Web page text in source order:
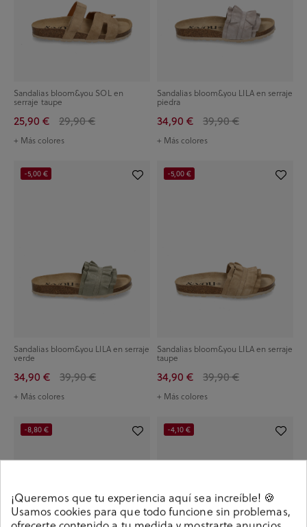
Sandalias bloom&you SOL en
serraje taupe
25,90 € 29,90 €
+ Más colores
Sandalias bloom&you LILA en serraje
piedra
34,90 € 39,90 €
+ Más colores
Sandalias bloom&you LILA en serraje
verde
34,90 € 39,90 €
+ Más colores
-5,00 €
Sandalias bloom&you LILA en serraje
taupe
34,90 € 39,90 €
+ Más colores
-5,00 €
-8,80 € -4,10 €
¡Queremos que tu experiencia aquí sea increíble! 🍪
Usamos cookies para que todo funcione sin problemas,